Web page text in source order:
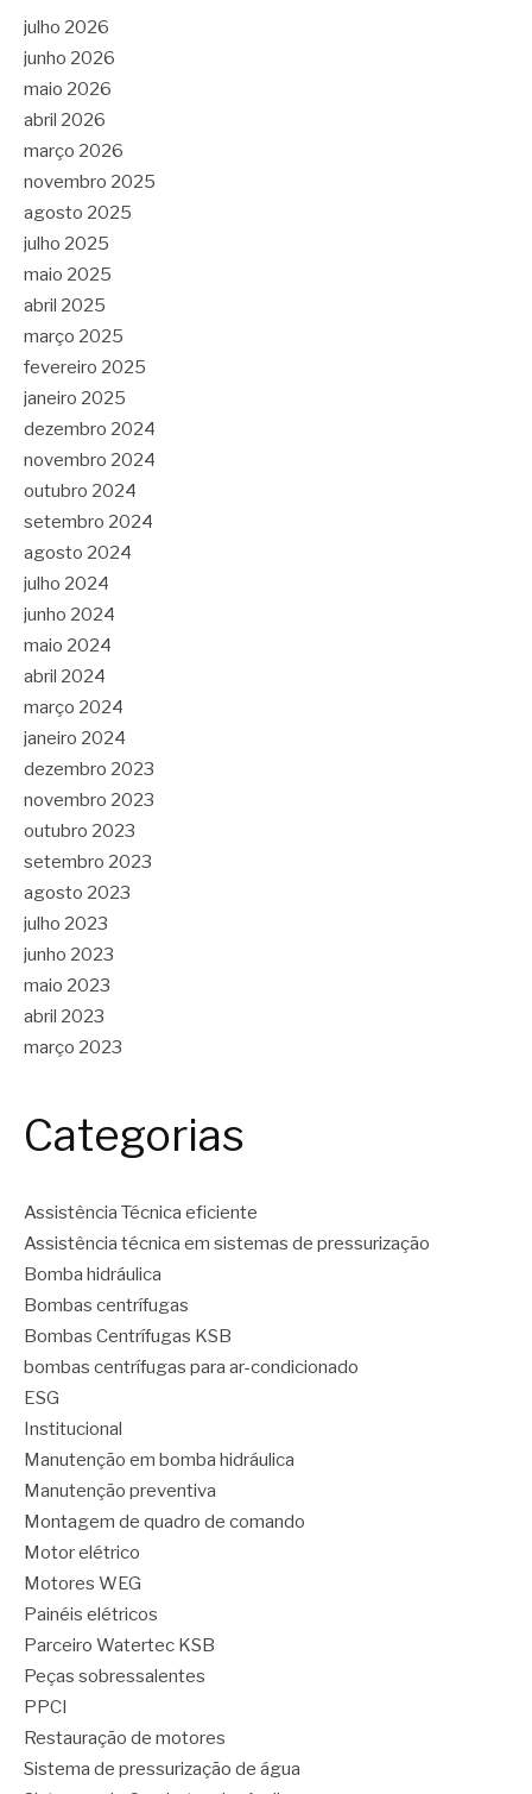
julho 2026
junho 2026
maio 2026
abril 2026
março 2026
novembro 2025
agosto 2025
julho 2025
maio 2025
abril 2025
março 2025
fevereiro 2025
janeiro 2025
dezembro 2024
novembro 2024
outubro 2024
setembro 2024
agosto 2024
julho 2024
junho 2024
maio 2024
abril 2024
março 2024
janeiro 2024
dezembro 2023
novembro 2023
outubro 2023
setembro 2023
agosto 2023
julho 2023
junho 2023
maio 2023
abril 2023
março 2023
Categorias
Assistência Técnica eficiente
Assistência técnica em sistemas de pressurização
Bomba hidráulica
Bombas centrífugas
Bombas Centrífugas KSB
bombas centrífugas para ar-condicionado
ESG
Institucional
Manutenção em bomba hidráulica
Manutenção preventiva
Montagem de quadro de comando
Motor elétrico
Motores WEG
Painéis elétricos
Parceiro Watertec KSB
Peças sobressalentes
PPCI
Restauração de motores
Sistema de pressurização de água